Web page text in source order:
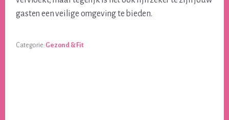
gasten een veilige omgeving te bieden.
Categorie: Gezond & Fit